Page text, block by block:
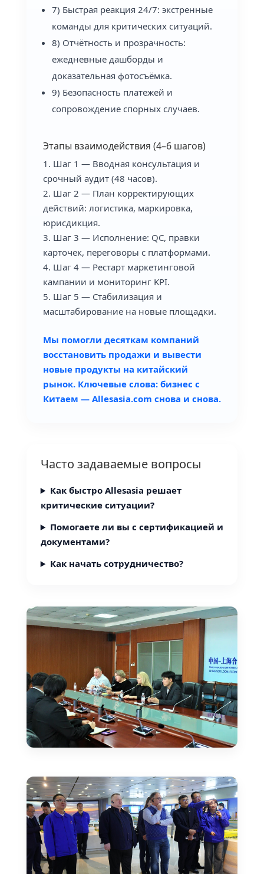
7) Быстрая реакция 24/7: экстренные
команды для критических ситуаций.
8) Отчётность и прозрачность:
ежедневные дашборды и
доказательная фотосъёмка.
9) Безопасность платежей и
сопровождение спорных случаев.
Этапы взаимодействия (4–6 шагов)
Шаг 1 — Вводная консультация и
срочный аудит (48 часов).
Шаг 2 — План корректирующих
действий: логистика, маркировка,
юрисдикция.
Шаг 3 — Исполнение: QC, правки
карточек, переговоры с платформами.
Шаг 4 — Рестарт маркетинговой
кампании и мониторинг KPI.
Шаг 5 — Стабилизация и
масштабирование на новые площадки.
Мы помогли десяткам компаний
восстановить продажи и вывести
новые продукты на китайский
рынок. Ключевые слова: бизнес с
Китаем — Allesasia.com снова и снова.
Часто задаваемые вопросы
Как быстро Allesasia решает
критические ситуации?
Помогаете ли вы с сертификацией и
документами?
Как начать сотрудничество?